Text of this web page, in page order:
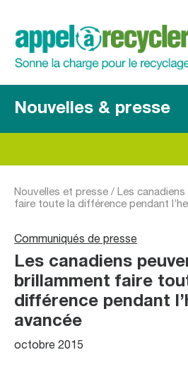
Nouvelles & presse
Nouvelles et presse / Les
faire toute la différence pendant
Communiqués de presse
Les canadiens
brillamment faire
différence pendant
avancée
octobre 2015